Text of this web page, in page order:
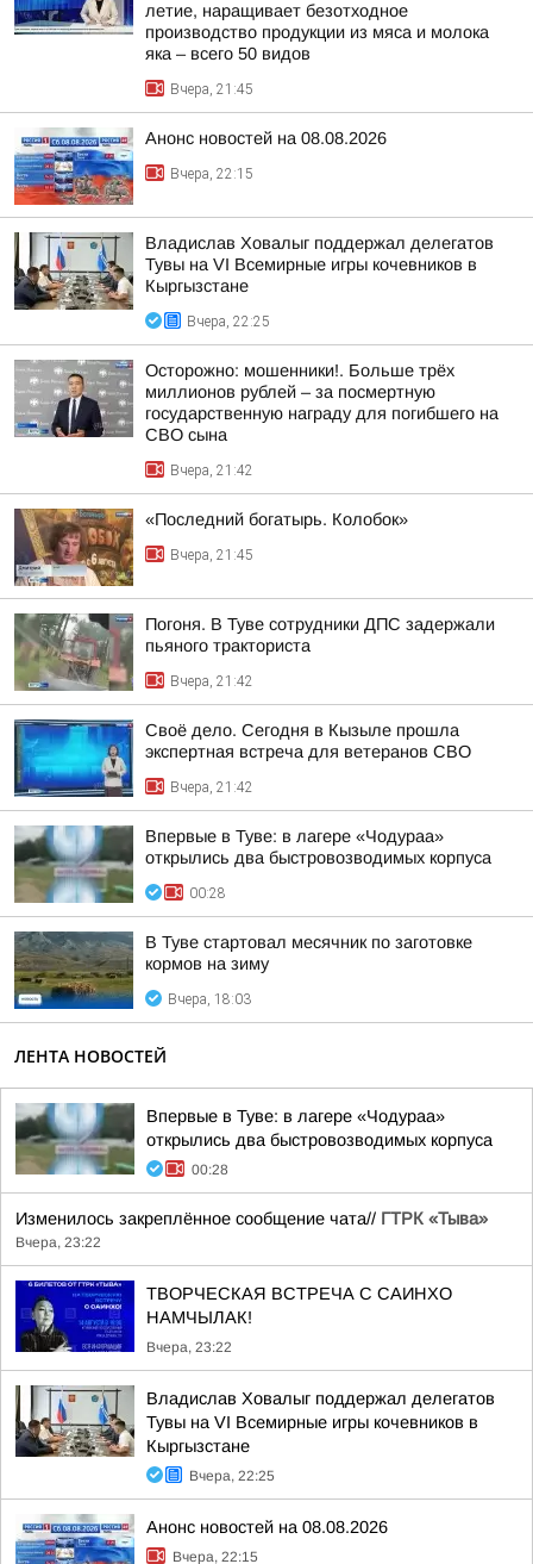
летие, наращивает безотходное
производство продукции из мяса и молока
яка – всего 50 видов
Вчера, 21:45
Анонс новостей на 08.08.2026
Вчера, 22:15
Владислав Ховалыг поддержал делегатов
Тувы на VI Всемирные игры кочевников в
Кыргызстане
Вчера, 22:25
Осторожно: мошенники!. Больше трёх
миллионов рублей – за посмертную
государственную награду для погибшего на
СВО сына
Вчера, 21:42
«Последний богатырь. Колобок»
Вчера, 21:45
Погоня. В Туве сотрудники ДПС задержали
пьяного тракториста
Вчера, 21:42
Своё дело. Сегодня в Кызыле прошла
экспертная встреча для ветеранов СВО
Вчера, 21:42
Впервые в Туве: в лагере «Чодураа»
открылись два быстровозводимых корпуса
00:28
В Туве стартовал месячник по заготовке
кормов на зиму
Вчера, 18:03
ЛЕНТА НОВОСТЕЙ
Впервые в Туве: в лагере «Чодураа»
открылись два быстровозводимых корпуса
00:28
Изменилось закреплённое сообщение чата// ГТРК «Тыва»
Вчера, 23:22
ТВОРЧЕСКАЯ ВСТРЕЧА С САИНХО
НАМЧЫЛАК!
Вчера, 23:22
Владислав Ховалыг поддержал делегатов
Тувы на VI Всемирные игры кочевников в
Кыргызстане
Вчера, 22:25
Анонс новостей на 08.08.2026
Вчера, 22:15